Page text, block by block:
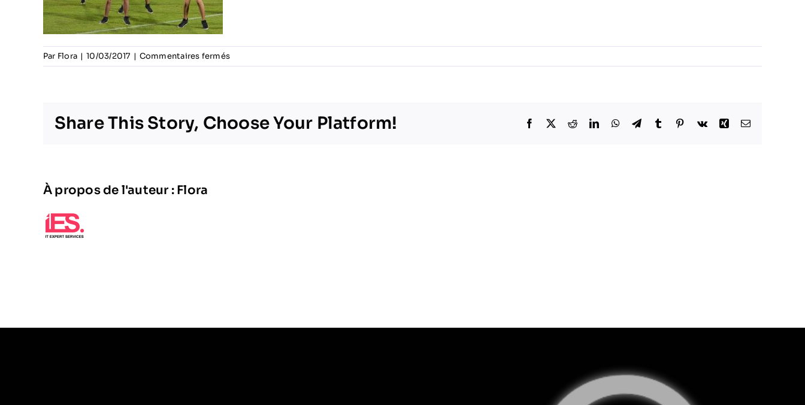
Par Flora | 10/03/2017 | Commentaires ferméssur
football
Share This Story, Choose Your Platform! Facebook RedditLinkedInWhatsApp
TelegramTumblr Pinterest
Vk Xing Email
À propos de l'auteur : Flora